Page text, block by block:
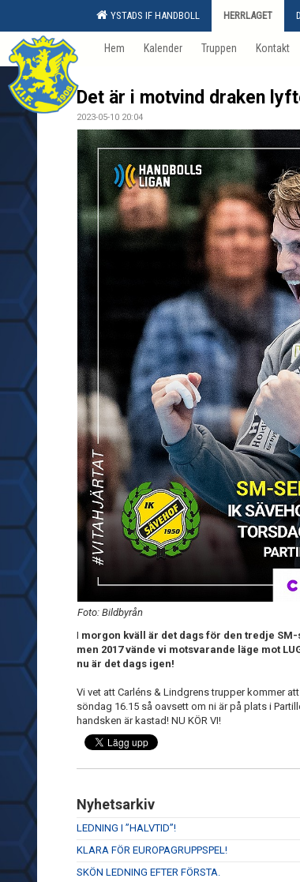
YSTADS IF HANDBOLL HERRLAGET
Hem Kalender Truppen Kontakt
Det är i motvind draken
2023-05-10 20:04
Foto: Bildbyrån
I morgon kväll är det dags för den tredje
men 2017 vände vi motsvarande läge mot
nu är det dags igen!
Vi vet att Carléns & Lindgrens trupper kommer
söndag 16.15 så oavsett om ni är på plats i
handsken är kastad! NU KÖR VI!
Nyhetsarkiv
LEDNING I ”HALVTID”!
KLARA FÖR EUROPAGRUPPSPEL!
SKÖN LEDNING EFTER FÖRSTA.